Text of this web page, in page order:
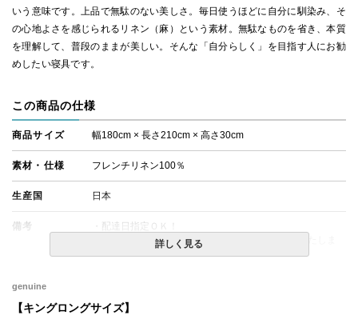
いう意味です。上品で無駄のない美しさ。毎日使うほどに自分に馴染み、そ
の心地よさを感じられるリネン（麻）という素材。無駄なものを省き、本質
を理解して、普段のままが美しい。そんな「自分らしく」を目指す人にお勧
めしたい寝具です。
この商品の仕様
商品サイズ 幅180cm × 長さ210cm × 高さ30cm
素材・仕様 フレンチリネン100％
生産国 日本
備考
・配達日指定ＯＫ！
※厚み25cmまでのマットレスでのご使用を推奨いたしま
詳しく見る
genuine
【キングロングサイズ】